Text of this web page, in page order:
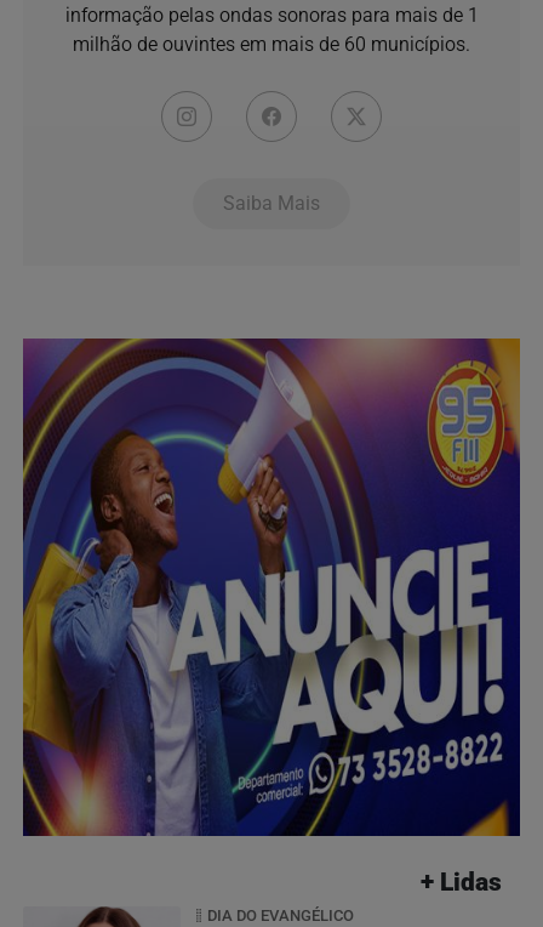
informação pelas ondas sonoras para mais de 1
milhão de ouvintes em mais de 60 municípios.
Saiba Mais
+ Lidas
DIA DO EVANGÉLICO